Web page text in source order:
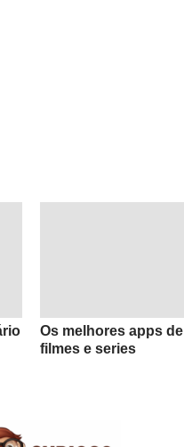
Os melhores apps de
filmes e series